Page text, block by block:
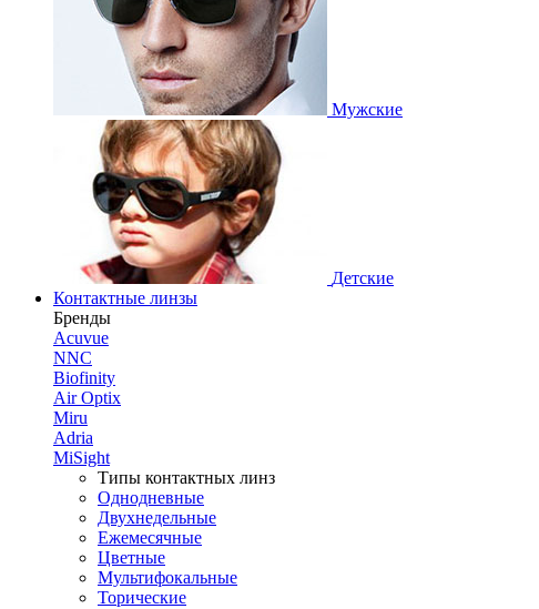
Мужские
Детские
Контактные линзы
Бренды
Acuvue
NNC
Biofinity
Air Optix
Miru
Adria
MiSight
Типы контактных линз
Однодневные
Двухнедельные
Ежемесячные
Цветные
Мультифокальные
Торические